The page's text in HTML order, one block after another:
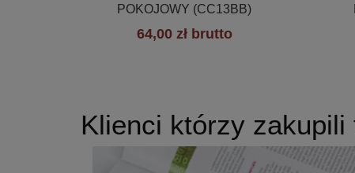
POKOJOWY (CC13BB)
64,00 zł brutto
Klienci którzy